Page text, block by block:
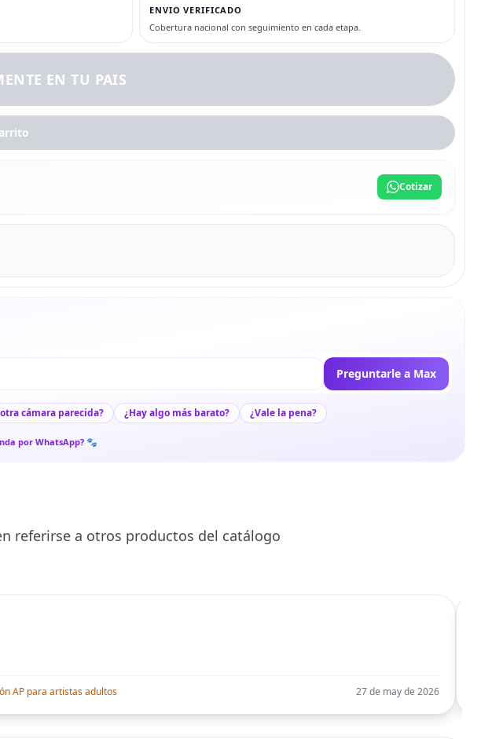
ENVIO VERIFICADO
Cobertura nacional con seguimiento en cada etapa.
EN TU PAIS
Cotizar
Preguntarle a Max
cámara parecida? ¿Hay algo más barato? ¿Vale la pena?
por WhatsApp? 🐾
referirse a otros productos del catálogo
AP para artistas adultos 27 de may de 2026